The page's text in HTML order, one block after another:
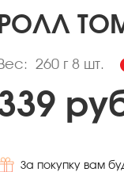
РОЛЛ
260 г8 шт.
263.6 Ккал
За покупку вам